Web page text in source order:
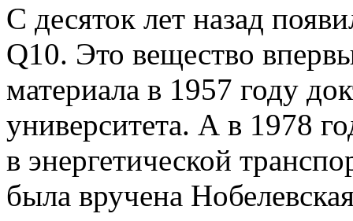
С десяток лет назад
Q10. Это вещество
материала в 1957 году
университета. А в 1978
в энергетической
была вручена